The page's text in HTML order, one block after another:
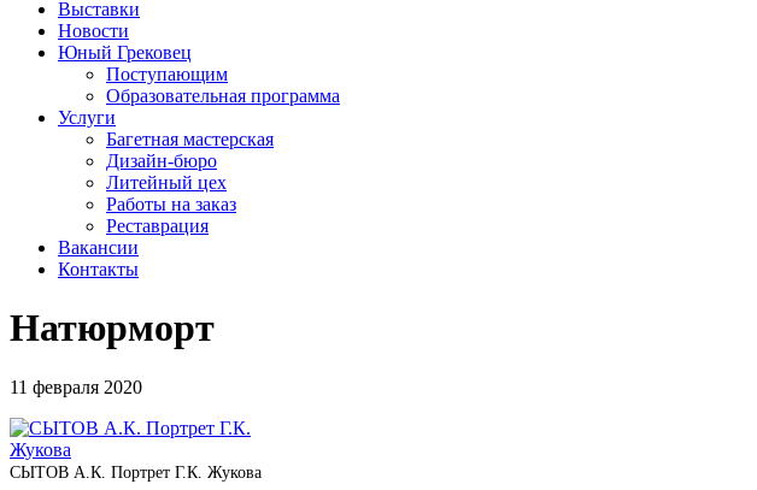
Выставки
Новости
Юный Грековец
Поступающим
Образовательная программа
Услуги
Багетная мастерская
Дизайн-бюро
Литейный цех
Работы на заказ
Реставрация
Вакансии
Контакты
Натюрморт
11 февраля 2020
СЫТОВ А.К. Портрет Г.К. Жукова